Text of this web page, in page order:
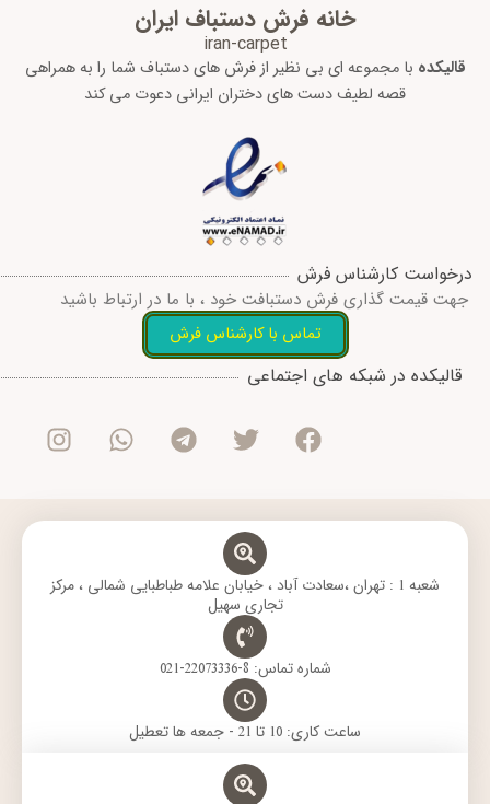
خانه فرش دستباف ایران
iran-carpet
قالیکده با مجموعه ای بی نظیر از فرش های دستباف شما را به همراهی
قصه لطیف دست های دختران ایرانی دعوت می کند
درخواست کارشناس فرش
جهت قیمت گذاری فرش دستبافت خود ، با ما در ارتباط باشید
تماس با کارشناس فرش
قالیکده در شبکه های اجتماعی
F
c
e
o
T
i
t
e
r
T
l
e
r
W
a
t
a
I
s
t
g
m
شعبه 1 : تهران ،سعادت آباد ، خیابان علامه طباطبایی شمالی ، مرکز
تجاری سهیل
شماره تماس: 8-22073336-021
ساعت کاری: 10 تا 21 - جمعه ها تعطیل